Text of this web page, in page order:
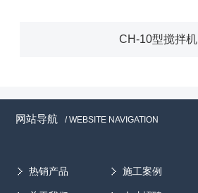
CH-10型搅拌机
网站导航 / WEBSITE NAVIGATION
热销产品 施工案例